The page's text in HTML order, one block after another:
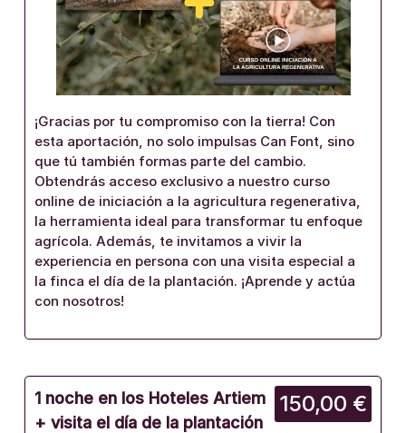
¡Gracias por tu compromiso con la tierra! Con
esta aportación, no solo impulsas Can Font, sino
que tú también formas parte del cambio.
Obtendrás acceso exclusivo a nuestro curso
online de iniciación a la agricultura regenerativa,
la herramienta ideal para transformar tu enfoque
agrícola. Además, te invitamos a vivir la
experiencia en persona con una visita especial a
la finca el día de la plantación. ¡Aprende y actúa
con nosotros!
150,00 €
1 noche en los Hoteles Artiem
+ visita el día de la plantación